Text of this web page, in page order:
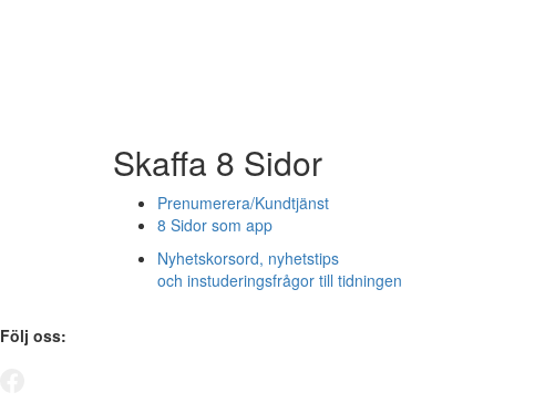
Skaffa 8 Sidor
Prenumerera/Kundtjänst
8 Sidor som app
Nyhetskorsord, nyhetstips
och instuderingsfrågor till tidningen
Följ oss: